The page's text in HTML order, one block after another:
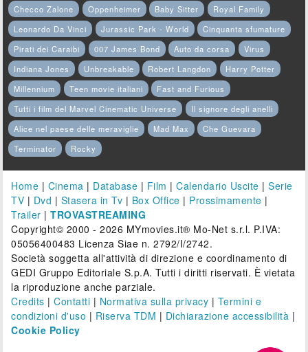
Checco Zalone
Oppenheimer Baby Sitter
Royal Family
Leonardo Da Vinci
Jurassic Park - World
Cinquanta sfumature
Pirati dei Caraibi
007 James Bond Auto da corsa
Virus
Indiana Jones
Unbreakable Robert Langdon
Harry Potter
Millennium
Teen movie italiani
Fast and Furious
Tutti i film del Marvel Cinematic Universe
Il signore degli anelli
Alice nel paese delle meraviglie
Mad Max
Che Guevara
Terminator
Rocky
Home | Cinema | Database | Film |Calendario Uscite |Serie
TV | Dvd | Stasera in Tv | Box Office | Prossimamente |
Trailer |TROVASTREAMING
Copyright© 2000 - 2026 MYmovies.it® Mo-Net s.r.l. P.IVA:
05056400483 Licenza Siae n. 2792/I/2742.
Società soggetta all'attività di direzione e coordinamento di
GEDI Gruppo Editoriale S.p.A. Tutti i diritti riservati. È vietata
la riproduzione anche parziale.
Credits |Contatti | Normativa sulla privacy | Termini e
condizioni d'uso | Riserva TDM | Dichiarazione accessibilità |
Cookie Policy